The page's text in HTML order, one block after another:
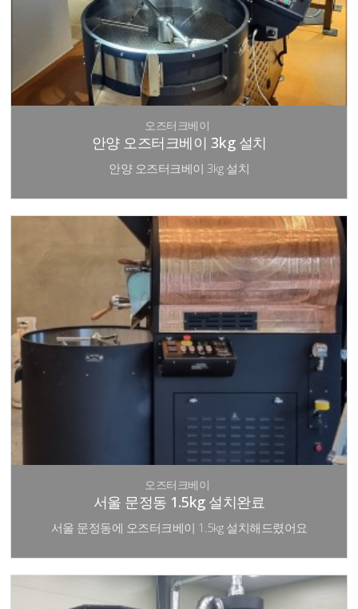
오즈터크베이
안양 오즈터크베이 3kg 설치
안양 오즈터크베이 3kg 설치
오즈터크베이
서울 문정동 1.5kg 설치완료
서울 문정동에 오즈터크베이 1.5kg 설치해드렸어요